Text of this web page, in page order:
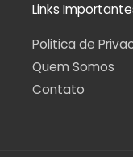
Links
Politica de
Quem Somos
Contato